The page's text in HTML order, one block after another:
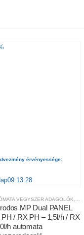
érvényessége:
09:13:28
VEGYSZER ADAGOLÓK
MP Dual PANEL
PH / RX PH – 1,5l/h / RX
h automata